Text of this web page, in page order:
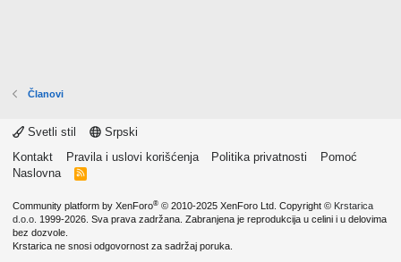
Članovi
Svetli stil
Srpski
Kontakt
Pravila i uslovi korišćenja Politika privatnosti
Pomoć
Naslovna
R
Community platform by XenForo® © 2010-2025 XenForo Ltd. Copyright © Krstarica
d.o.o. 1999-2026. Sva prava zadržana. Zabranjena je reprodukcija u celini i u delovima
bez dozvole.
Krstarica ne snosi odgovornost za sadržaj poruka.